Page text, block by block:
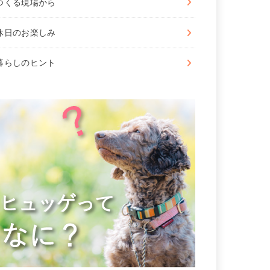
くる現場から
⽇のお楽しみ
らしのヒント